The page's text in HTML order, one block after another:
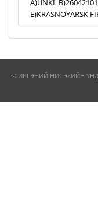
A)UNKL
E)KRASNOYARSK
© ИРГЭНИЙ НИСЭХИЙН